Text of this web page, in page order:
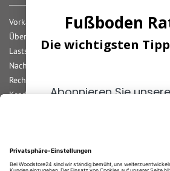
Vorkasse
Überweisung
Lastschrift
Nachnahme
Rechnung
Kreditkarte
Fußboden
Die wichtigsten
Abonnieren Sie